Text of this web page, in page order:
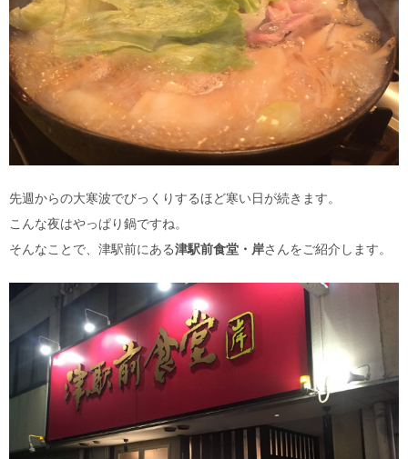
先週からの大寒波でびっくりするほど寒い日が続きます。
こんな夜はやっぱり鍋ですね。
そんなことで、津駅前にある津駅前食堂・岸さんをご紹介します。